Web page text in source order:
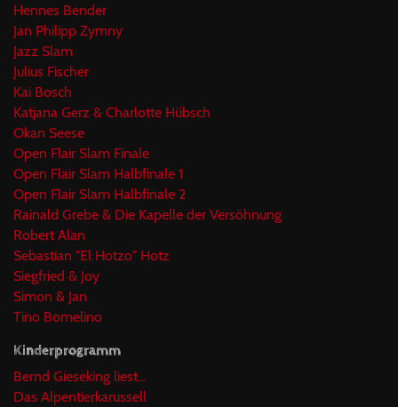
Hennes Bender
Jan Philipp Zymny
Jazz Slam
Julius Fischer
Kai Bosch
Katjana Gerz & Charlotte Hübsch
Okan Seese
Open Flair Slam Finale
Open Flair Slam Halbfinale 1
Open Flair Slam Halbfinale 2
Rainald Grebe & Die Kapelle der Versöhnung
Robert Alan
Sebastian "El Hotzo" Hotz
Siegfried & Joy
Simon & Jan
Tino Bomelino
Kinderprogramm
Bernd Gieseking liest...
Das Alpentierkarussell